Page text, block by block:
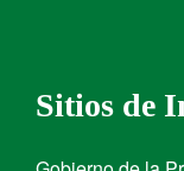
Sitios de